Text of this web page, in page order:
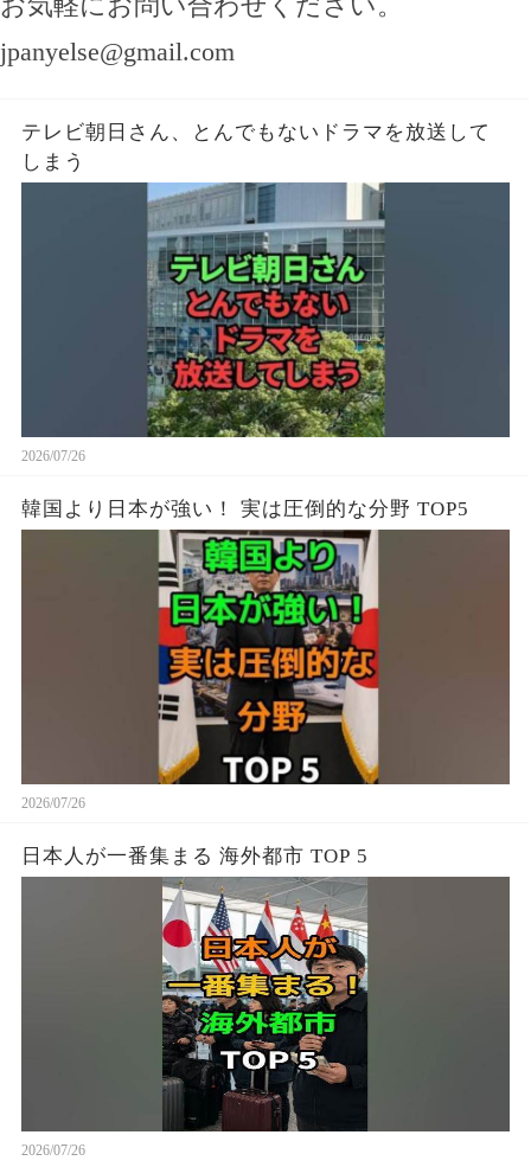
jpanyelse@gmail.com
テレビ朝日さん、とんでもないドラマを放送して
しまう
2026/07/26
韓国より日本が強い！ 実は圧倒的な分野 TOP5
2026/07/26
日本人が一番集まる 海外都市 TOP 5
2026/07/26